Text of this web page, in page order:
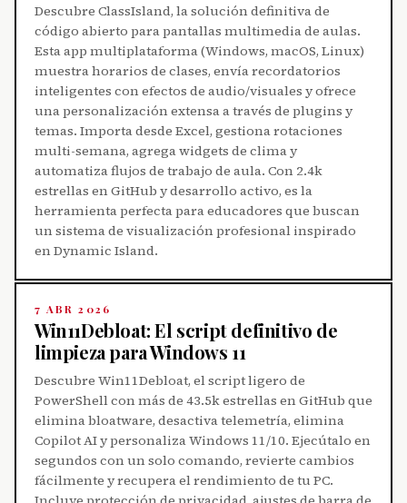
Descubre ClassIsland, la solución definitiva de
código abierto para pantallas multimedia de aulas.
Esta app multiplataforma (Windows, macOS, Linux)
muestra horarios de clases, envía recordatorios
inteligentes con efectos de audio/visuales y ofrece
una personalización extensa a través de plugins y
temas. Importa desde Excel, gestiona rotaciones
multi-semana, agrega widgets de clima y
automatiza flujos de trabajo de aula. Con 2.4k
estrellas en GitHub y desarrollo activo, es la
herramienta perfecta para educadores que buscan
un sistema de visualización profesional inspirado
en Dynamic Island.
7 ABR 2026
Win11Debloat: El script definitivo de
limpieza para Windows 11
Descubre Win11Debloat, el script ligero de
PowerShell con más de 43.5k estrellas en GitHub que
elimina bloatware, desactiva telemetría, elimina
Copilot AI y personaliza Windows 11/10. Ejecútalo en
segundos con un solo comando, revierte cambios
fácilmente y recupera el rendimiento de tu PC.